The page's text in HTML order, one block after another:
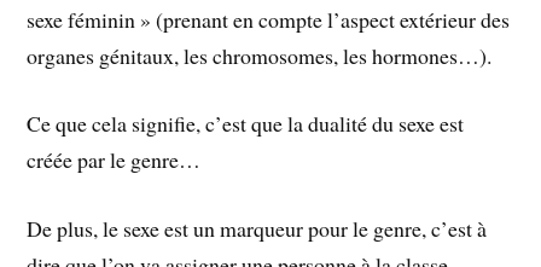
sexe féminin » (prenant en compte l’aspect extérieur des
organes génitaux, les chromosomes, les hormones…).
Ce que cela signifie, c’est que la dualité du sexe est
créée par le genre…
De plus, le sexe est un marqueur pour le genre, c’est à